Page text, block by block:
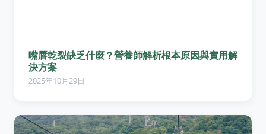
嘴唇乾裂缺乏什麼？營養師解析根本原因與實用解
決方案
2025年10月29日